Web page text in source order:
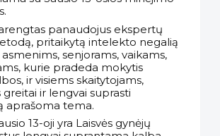
panaudojus ekspertų
pritaikytą intelekto negalią
senjorams, vaikams,
kurie pradeda mokytis
ir visiems skaitytojams,
greitai ir lengvai suprasti
aprašoma tema.
13-oji yra Laisvės gynėjų